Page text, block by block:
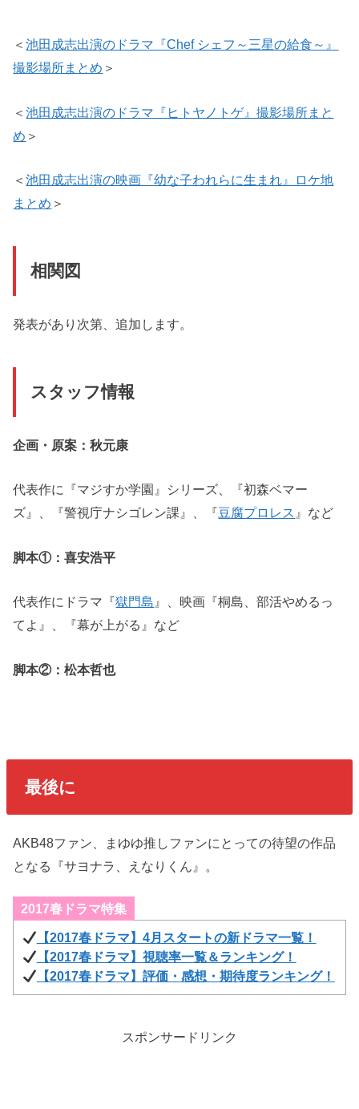
＜池田成志出演のドラマ『Chef シェフ～三星の給食～』
撮影場所まとめ ＞
＜池田成志出演のドラマ『ヒトヤノトゲ』撮影場所まと
め ＞
＜池田成志出演の映画『幼な子われらに生まれ』ロケ地
まとめ ＞
相関図
発表があり次第、追加します。
スタッフ情報
企画・原案：秋元康
代表作に『マジすか学園』シリーズ、『初森ベマー
ズ』、『警視庁ナシゴレン課』、『豆腐プロレス 』など
脚本①：喜安浩平
代表作にドラマ『獄門島 』、映画『桐島、部活やめるっ
てよ』、『幕が上がる』など
脚本②：松本哲也
最後に
AKB48ファン、まゆゆ推しファンにとっての待望の作品
となる『サヨナラ、えなりくん』。
2017春ドラマ特集
【2017春ドラマ】4月スタートの新ドラマ一覧！
【2017春ドラマ】視聴率一覧＆ランキング！
【2017春ドラマ】評価・感想・期待度ランキング！
スポンサードリンク